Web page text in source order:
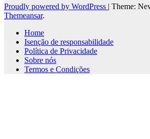
Proudly powered by WordPress | Theme:
Themeansar.
Home
Isenção de responsabilidade
Política de Privacidade
Sobre nós
Termos e Condições